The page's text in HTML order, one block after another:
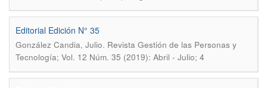
Editorial Edición N° 35
González Candia, Julio. Revista Gestión de las Personas y
Tecnología; Vol. 12 Núm. 35 (2019): Abril - Julio; 4